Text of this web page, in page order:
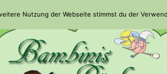
Nutzung der Webseite stimmst du der